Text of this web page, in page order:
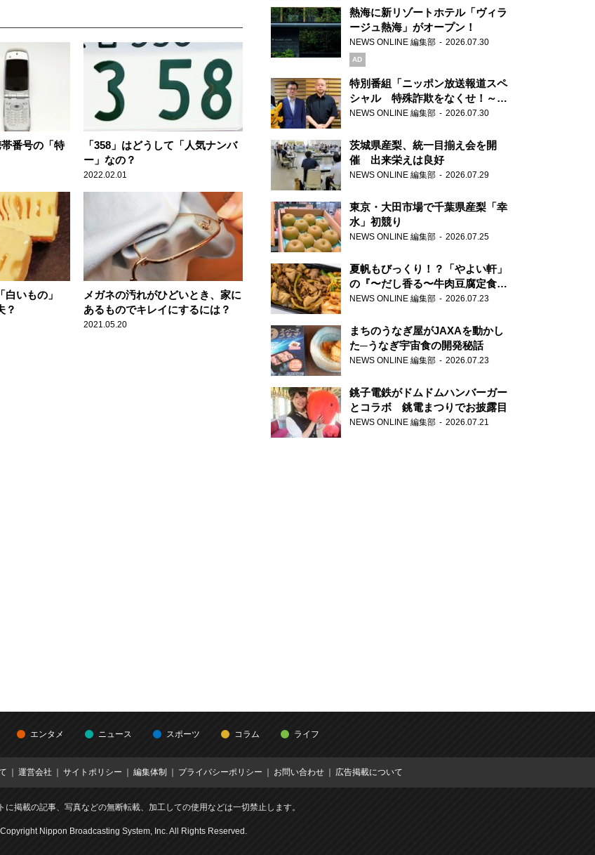
帯番号の「特
「358」はどうして「人気ナンバ
ー」なの？
2022.02.01
いもの」
？
メガネの汚れがひどいとき、家に
あるものでキレイにするには？
2021.05.20
熱海に新リゾートホテル「ヴィラ
ージュ熱海」がオープン！
NEWS ONLINE 編集部 2026.07.30
AD
特別番組「ニッポン放送報道スペ
シャル 特殊詐欺をなくせ！～被
害者・加害者・警視庁が語るトク
NEWS ONLINE 編集部 2026.07.30
茨城県産梨、統一目揃え会を開
催 出来栄えは良好
NEWS ONLINE 編集部 2026.07.29
東京・大田市場で千葉県産梨「幸
水」初競り
NEWS ONLINE 編集部 2026.07.25
夏帆もびっくり！？「やよい軒」
の『〜だし香る〜牛肉豆腐定食』
が香り高すぎる
NEWS ONLINE 編集部 2026.07.23
まちのうなぎ屋がJAXAを動かし
た─うなぎ宇宙食の開発秘話
NEWS ONLINE 編集部 2026.07.23
銚子電鉄がドムドムハンバーガー
とコラボ 銚電まつりでお披露目
NEWS ONLINE 編集部 2026.07.21
エンタメ ニュース スポーツ コラム ライフ
運営会社 サイトポリシー 編集体制 プライバシーポリシー お問い合わせ 広告掲載について
に掲載の記事、写真などの無断転載、加工しての使用などは一切禁止します。
Copyright Nippon Broadcasting System, Inc. All Rights Reserved.